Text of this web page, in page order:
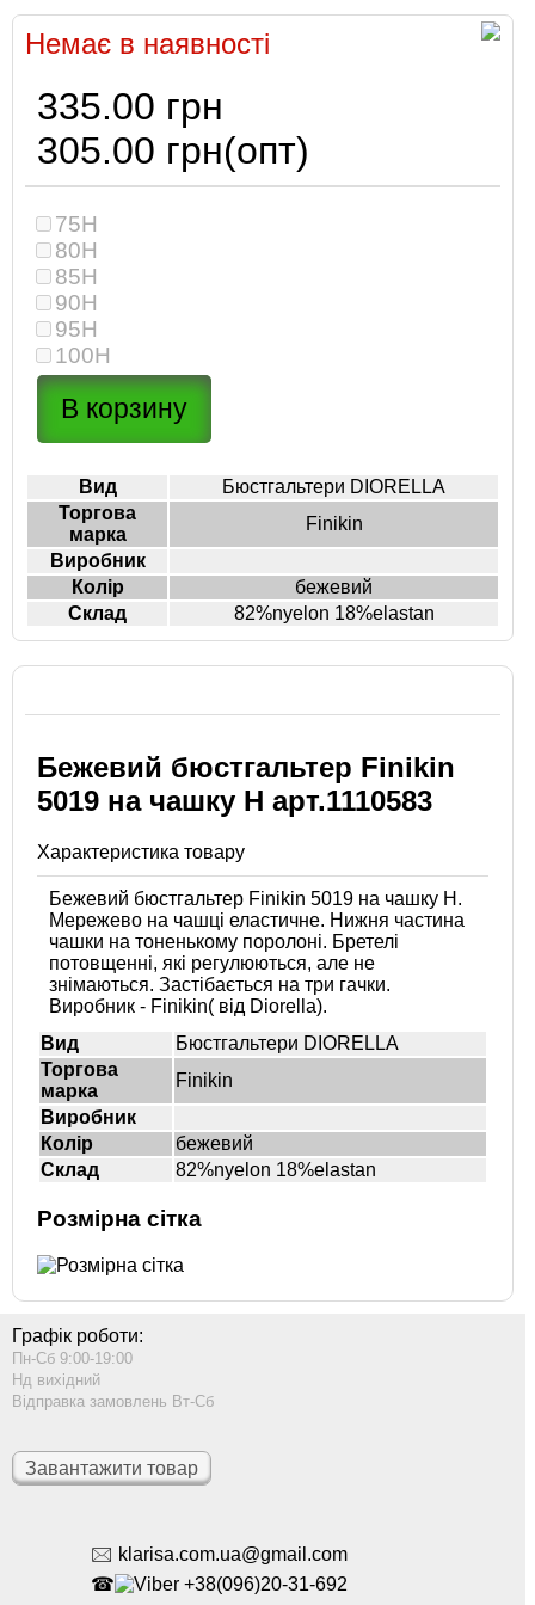
Немає в наявності
335.00 грн
305.00 грн(опт)
75H
80H
85H
90H
95H
100H
Вид
Бюстгальтери DIORELLA
Торгова
марка
Finikin
Виробник
Колір
бежевий
Склад
82%nyelon 18%elastan
Бежевий бюстгальтер Finikin
5019 на чашку H арт.1110583
Характеристика товару
Бежевий бюстгальтер Finikin 5019 на чашку H.
Мережево на чашці еластичне. Нижня частина
чашки на тоненькому поролоні. Бретелі
потовщенні, які регулюються, але не
знімаються. Застібається на три гачки.
Виробник - Finikin( від Diorella).
Вид
Бюстгальтери DIORELLA
Торгова
марка
Finikin
Виробник
Колір
бежевий
Склад
82%nyelon 18%elastan
Розмірна сітка
Графік роботи:
Пн-Сб 9:00-19:00
Нд вихідний
Відправка замовлень Вт-Сб
Завантажити товар
🖂 klarisa.com.ua@gmail.com
☎
+38(096)20-31-692